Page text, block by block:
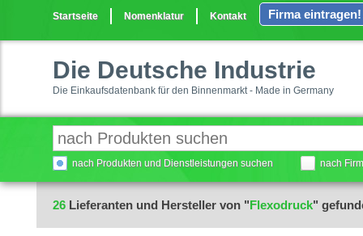
Startseite Nomenklatur Kontakt Firma eintragen!
Die Deutsche Industrie
Die Einkaufsdatenbank für den Binnenmarkt - Made in Germany
nach Produkten und Dienstleistungen suchen nach
26 Lieferanten und Hersteller von "Flexodruck"